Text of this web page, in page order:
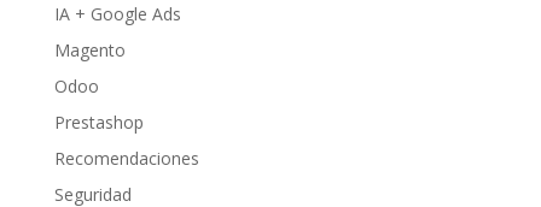
IA + Google Ads
Magento
Odoo
Prestashop
Recomendaciones
Seguridad